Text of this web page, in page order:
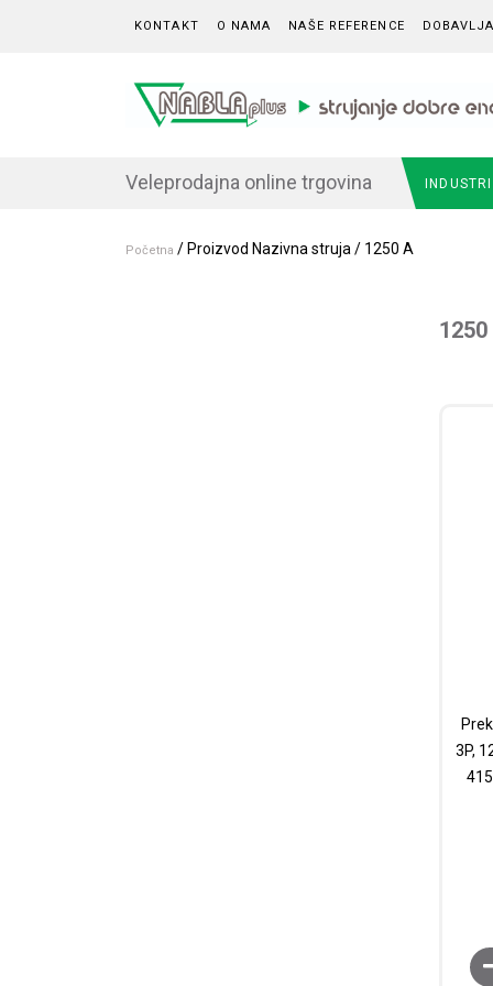
KONTAKT O NAMA NAŠE REFERENCE
Veleprodajna online trgovina
Početna / Proizvod Nazivna struja / 1250 A
1250
3P,